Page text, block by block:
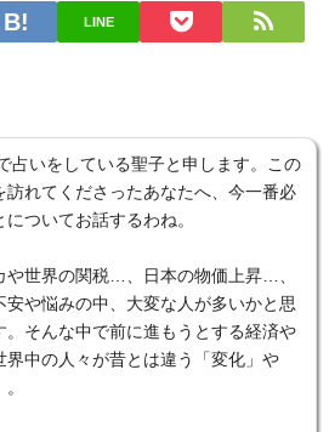
LINE
占いをしている聖子と申します。この
訪れてくださったあなたへ、今一番必
についてお話するわね。
や世界の関税…、日本の物価上昇…、
安や悩みの中、大変な人が多いかと思
。そんな中で前に進もうとする経済や
界中の人々が昔とは違う「変化」や